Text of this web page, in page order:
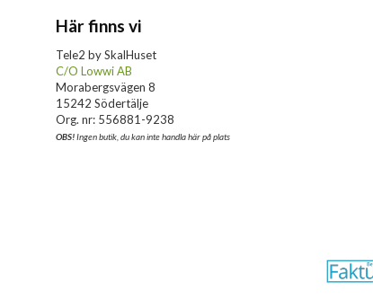
Här finns vi
Tele2 by SkalHuset
C/O Lowwi AB
Morabergsvägen 8
15242 Södertälje
Org. nr: 556881-9238
OBS!Ingen butik, du kan inte handla här på plats